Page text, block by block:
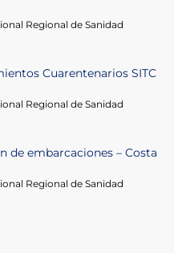
Regional de Sanidad
Cuarentenarios SITC
Regional de Sanidad
de embarcaciones – Costa
Regional de Sanidad